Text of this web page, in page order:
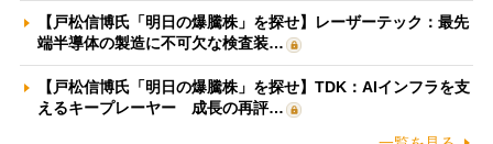
【戸松信博氏「明日の爆騰株」を探せ】レーザーテック：最先
端半導体の製造に不可欠な検査装…
【戸松信博氏「明日の爆騰株」を探せ】TDK：AIインフラを支
えるキープレーヤー 成長の再評…